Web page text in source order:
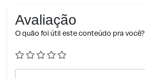
Avaliação
O quão foi útil este conteúdo pra você?